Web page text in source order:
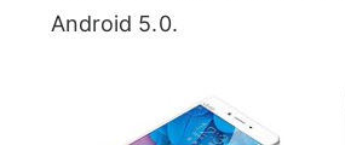
Android 5.0.